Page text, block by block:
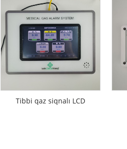
Tibbi qaz siqnalı LCD